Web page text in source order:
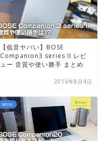
【低音ヤバい】BOSE
Companion3 series II レビ
ュー 音質や使い勝手 まとめ
2016年8月4日
BOSE